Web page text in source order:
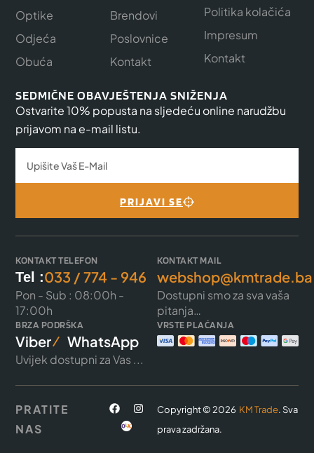
Optike
Odjeća
Obuća
Brendovi
Poslovnice
Kontakt
Politika kolačića
Impresum
Kontakt
SEDMIČNE OBAVJEŠTENJA SNIŽENJA
Ostvarite 10% popusta na sljedeću online narudžbu
prijavom na e-mail listu.
PRIJAVI SE
KONTAKT TELEFON
Tel :033 / 774 - 946
Pon - Sub : 08:00h -
17:00h
KONTAKT MAIL
webshop@kmtrade.ba
Dostupni smo za sva vaša
pitanja…
BRZA PODRŠKA
Viber WhatsApp
Uvijek dostupni za Vas ...
VRSTE PLAĆANJA
Copyright © 2026 KM Trade. Sva
prava zadržana.
PRATITE
NAS